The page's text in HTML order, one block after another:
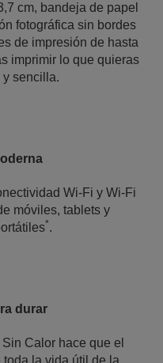
cm, bandeja de papel
fotográfica sin bordes
de impresión de hasta
imprimir lo que quieras
y sencilla.
Wi-Fi y Wi-Fi
móviles, tablets y
*.
durar
Calor hace que el
la vida útil de la